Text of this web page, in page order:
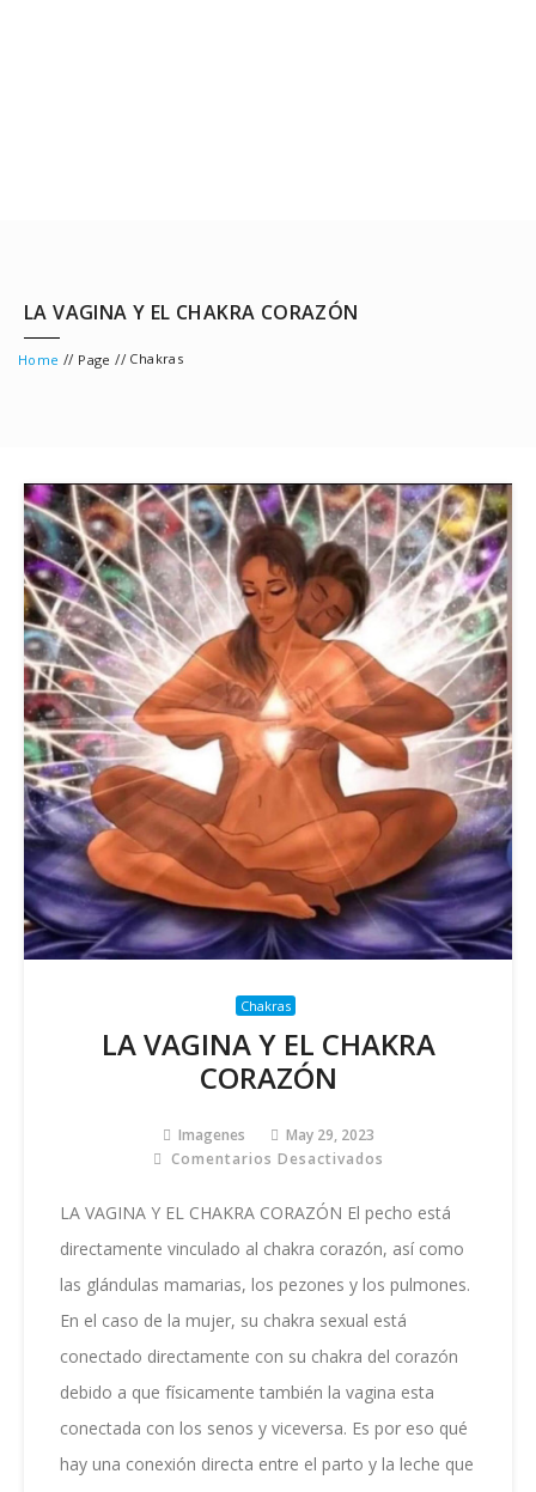
LA VAGINA Y EL CHAKRA CORAZÓN
Home // Page // Chakras
Chakras
LA VAGINA Y EL CHAKRA
CORAZÓN
Imagenes
May 29, 2023
Comentarios Desactivados
VAGINA
EL
CHAKRA
CORAZÓN
LA VAGINA Y EL CHAKRA CORAZÓN El pecho está
directamente vinculado al chakra corazón, así como
las glándulas mamarias, los pezones y los pulmones.
En el caso de la mujer, su chakra sexual está
conectado directamente con su chakra del corazón
debido a que físicamente también la vagina esta
conectada con los senos y viceversa. Es por eso qué
hay una conexión directa entre el parto y la leche que